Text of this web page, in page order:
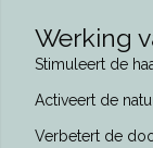
Werking
Stimuleert de
Activeert de
Verbetert de